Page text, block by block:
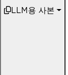
LLM용 사본